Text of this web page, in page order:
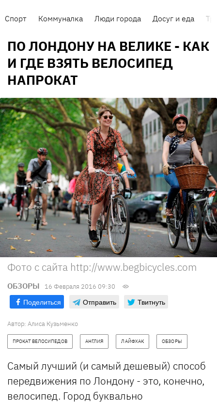
Спорт Коммуналка Люди города Досуг и еда
ПО ЛОНДОНУ НА ВЕЛИКЕ - КАК
И ГДЕ ВЗЯТЬ ВЕЛОСИПЕД
НАПРОКАТ
Фото с сайта http://www.begbicycles.com
ОБЗОРЫ 16 Февраля 2016 09:30
Поделиться Отправить Твитнуть
Автор: Алиса Кузьменко
ПРОКАТ ВЕЛОСИПЕДОВ АНГЛИЯ ЛАЙФХАК ОБЗОРЫ
Самый лучший (и самый дешевый) способ
передвижения по Лондону - это, конечно,
велосипед. Город буквально